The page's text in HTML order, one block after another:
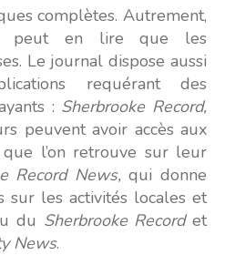
complètes. Autrement,
peut en lire que les
Le journal dispose aussi
requérant des
: Sherbrooke Record,
peuvent avoir accès aux
l’on retrouve sur leur
Record News,qui donne
sur les activités locales et
du Sherbrooke Recordet
News.